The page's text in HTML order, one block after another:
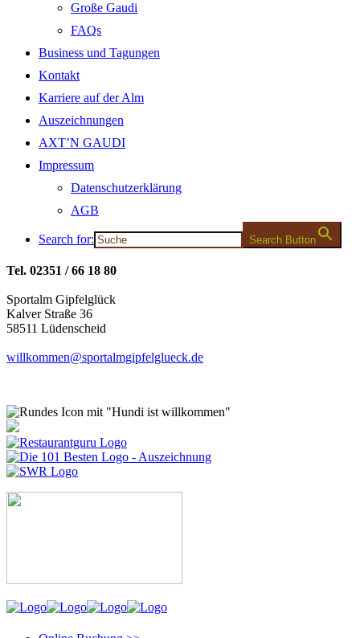
Große Gaudi
FAQs
Business und Tagungen
Kontakt
Karriere auf der Alm
Auszeichnungen
AXT’N GAUDI
Impressum
Datenschutzerklärung
AGB
Search for: Search Button
Tel. 02351 / 66 18 80
Sportalm Gipfelglück
Kalver Straße 36
58511 Lüdenscheid
willkommen@sportalmgipfelglueck.de